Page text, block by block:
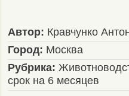
Автор: Кравчунко
Город: Москва
Рубрика:
срок на 6 месяцев